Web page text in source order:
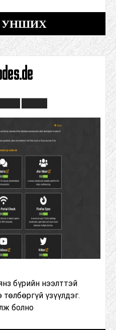
бүрийн нээлттэй
төлбөргүй үзүүлдэг.
болно